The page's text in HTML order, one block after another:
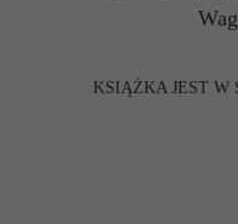
KSIĄŻKA JEST W